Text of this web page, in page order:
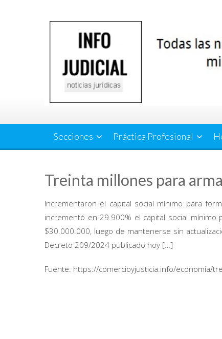
Secciones Práctica Profesional
Treinta millones para
Incrementaron el capital social mínimo para
incrementó en 29.900% el capital social
$30.000.000, luego de mantenerse sin
Decreto 209/2024 publicado hoy […]
Fuente: https://comercioyjusticia.info/economia/